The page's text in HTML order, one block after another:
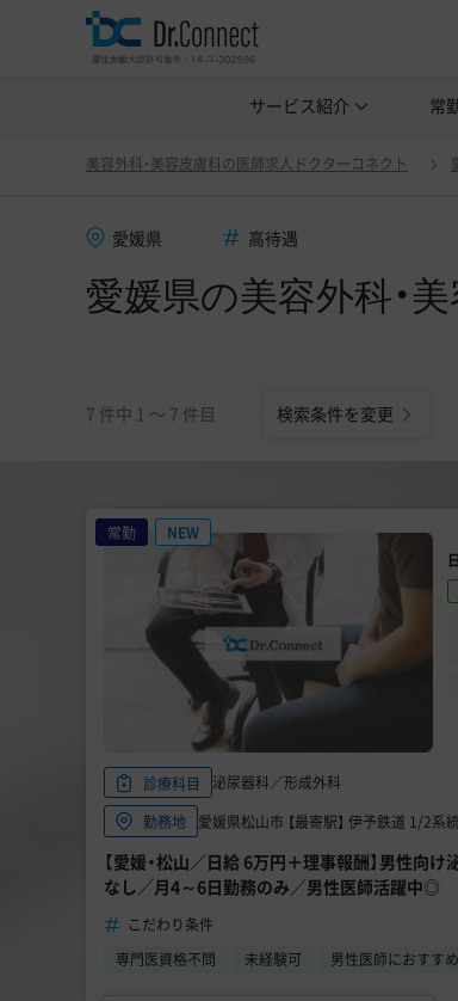
サービス紹介 常
美容クリニック見学・研修情報
美容外科・美容皮膚科の医師求人ドクターコネクト
愛媛県 高待遇
愛媛県の美容外科・
7 件中 1 〜 7 件目 検索条件を変更
愛媛県の美容外科・美容皮膚科の医師求人(常
常勤
NEW
診療科目
泌尿器科／形成外科
勤務地
愛媛県松山市 【最寄駅】 伊予鉄道 1/2系
【愛媛・松山／日給 6万円＋理事報酬】男性向
なし／月4～6日勤務のみ／男性医師活躍中◎
こだわり条件
専門医資格不問
未経験可 男性医師におすすめ